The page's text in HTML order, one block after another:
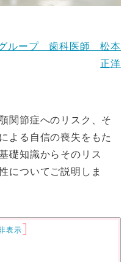
グループ 歯科医師 松本
正洋
関節症へのリスク、そ
よる自信の喪失をもた
礎知識からそのリス
についてご説明しま
表示]